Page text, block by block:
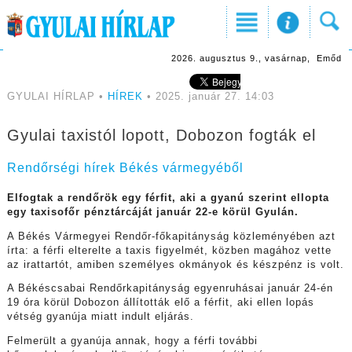
2026. augusztus 9., vasárnap, Emőd
GYULAI HÍRLAP • HÍREK • 2025. január 27. 14:03
Gyulai taxistól lopott, Dobozon fogták el
Rendőrségi hírek Békés vármegyéből
Elfogtak a rendőrök egy férfit, aki a gyanú szerint ellopta
egy taxisofőr pénztárcáját január 22-e körül Gyulán.
A Békés Vármegyei Rendőr-főkapitányság közleményében azt
írta: a férfi elterelte a taxis figyelmét, közben magához vette
az irattartót, amiben személyes okmányok és készpénz is volt.
A Békéscsabai Rendőrkapitányság egyenruhásai január 24-én
19 óra körül Dobozon állították elő a férfit, aki ellen lopás
vétség gyanúja miatt indult eljárás.
Felmerült a gyanúja annak, hogy a férfi további